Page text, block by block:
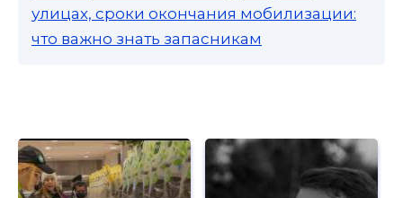
улицах, сроки окончания мобилизации:
что важно знать запасникам